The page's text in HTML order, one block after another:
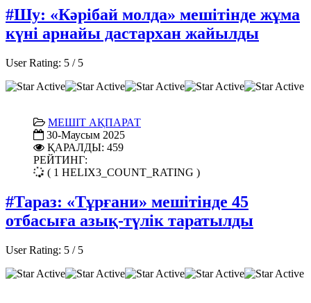
#Шу: «Кәрібай молда» мешітінде жұма
күні арнайы дастархан жайылды
User Rating: 5 / 5
МЕШІТ АҚПАРАТ
30-Маусым 2025
ҚАРАЛДЫ: 459
РЕЙТИНГ:
( 1 HELIX3_COUNT_RATING )
#Тараз: «Тұрғани» мешітінде 45
отбасыға азық-түлік таратылды
User Rating: 5 / 5